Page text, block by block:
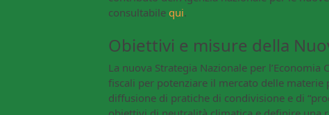
consultabilequi.
Obiettivi e misure della
La nuova Strategia Nazionale per
fiscali per potenziare il mercato delle
diffusione di pratiche di condivisione e di